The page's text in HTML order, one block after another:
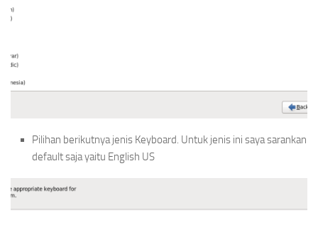
Pilihan berikutnya jenis Keyboard. Untuk jenis ini saya sarankan
default saja yaitu English US